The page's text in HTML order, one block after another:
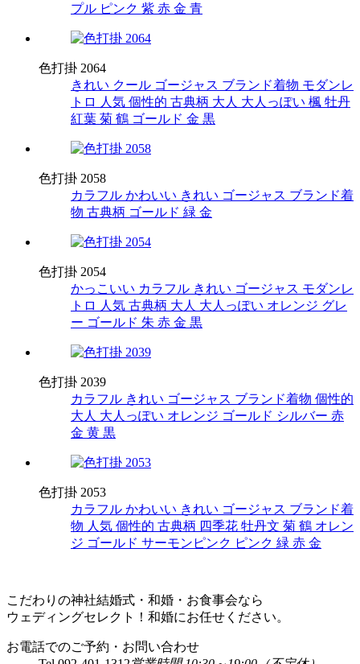
プル ピンク 紫 赤 金 青
色打掛 2064
きれい クール ゴージャス ブランド着物 モダンレ
トロ 人気 個性的 古典柄 大人 大人っぽい 楓 牡丹
紅葉 菊 鶴 ゴールド 金 黒
色打掛 2058
カラフル かわいい きれい ゴージャス ブランド着
物 古典柄 ゴールド 緑 金
色打掛 2054
かっこいい カラフル きれい ゴージャス モダンレ
トロ 人気 古典柄 大人 大人っぽい オレンジ グレ
ー ゴールド 朱 赤 金 黒
色打掛 2039
カラフル きれい ゴージャス ブランド着物 個性的
大人 大人っぽい オレンジ ゴールド シルバー 赤
金 黄 黒
色打掛 2053
カラフル かわいい きれい ゴージャス ブランド着
物 人気 個性的 古典柄 四季花 牡丹文 菊 鶴 オレン
ジ ゴールド サーモンピンク ピンク 緑 赤 金
こだわりの神社結婚式・和婚・お食事会なら
ウェディングセレクト！和婚にお任せください。
お電話でのご予約・お問い合わせ